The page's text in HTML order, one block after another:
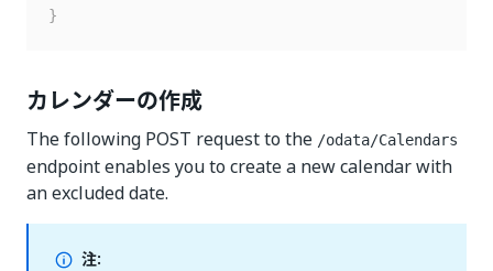
}
カレンダーの作成
The following POST request to the /odata/Calendars
endpoint enables you to create a new calendar with
an excluded date.
注: